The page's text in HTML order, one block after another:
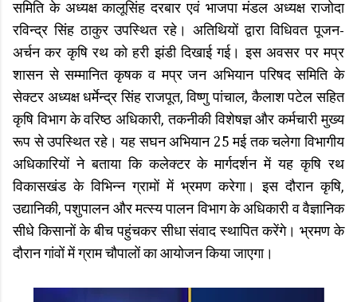
समिति के अध्यक्ष कालूसिंह दरबार एवं भाजपा मंडल अध्यक्ष राजोदा
रविन्द्र सिंह ठाकुर उपस्थित रहे। अतिथियों द्वारा विधिवत पूजन-
अर्चन कर कृषि रथ को हरी झंडी दिखाई गई। ​इस अवसर पर मप्र
शासन से सम्मानित कृषक व मप्र जन अभियान परिषद समिति के
सेक्टर अध्यक्ष धर्मेन्द्र सिंह राजपूत, विष्णु पांचाल, कैलाश पटेल सहित
कृषि विभाग के वरिष्ठ अधिकारी, तकनीकी विशेषज्ञ और कर्मचारी मुख्य
रूप से उपस्थित रहे। यह ​सघन अभियान 25 मई तक चलेगा विभागीय
अधिकारियों ने बताया कि कलेक्टर के मार्गदर्शन में यह कृषि रथ
विकासखंड के विभिन्न ग्रामों में भ्रमण करेगा। इस दौरान कृषि,
उद्यानिकी, पशुपालन और मत्स्य पालन विभाग के अधिकारी व वैज्ञानिक
सीधे किसानों के बीच पहुंचकर सीधा संवाद स्थापित करेंगे। भ्रमण के
दौरान गांवों में ग्राम चौपालों का आयोजन किया जाएगा।